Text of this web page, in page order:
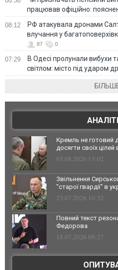
працював офіційно:
08:12
РФ атакувала дронами
влучання у
87 0
07:29
В Одесі пролунали вибухи
світлом: місто під ударом
Кремль не готовий
досягти своїх
03.08.2026 13:02
Звільнення
"старої гвардії" в
23.07.2026 10:32
Повний текст
Федорова
18.07.2026 09:27